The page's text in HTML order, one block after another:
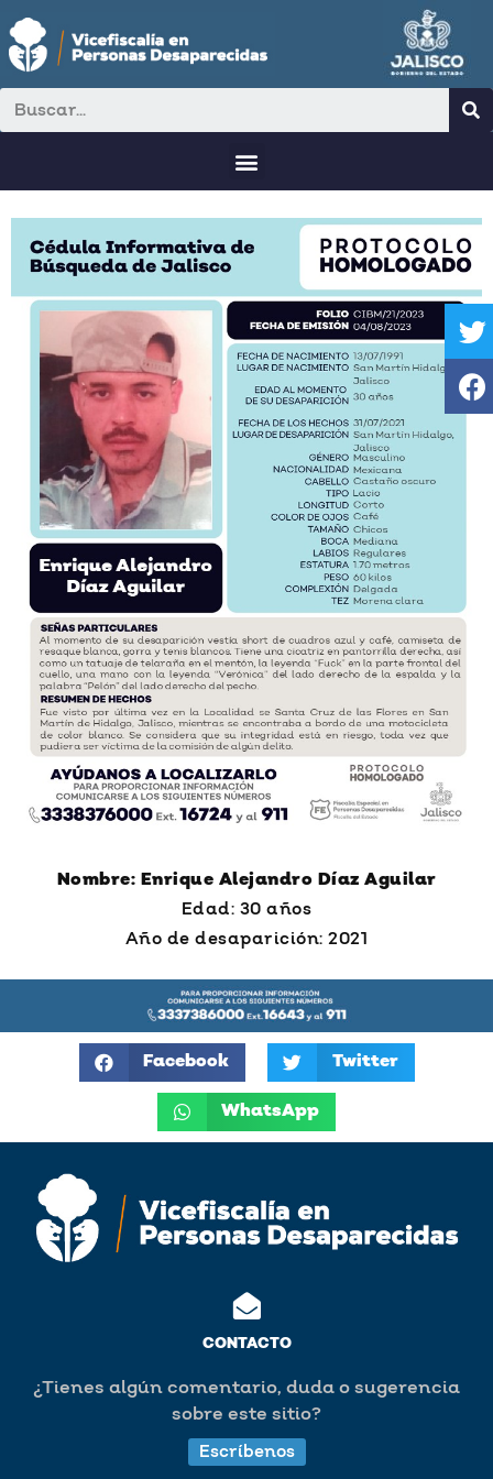
Nombre: Enrique Alejandro Díaz Aguilar
Edad: 30 años
Año de desaparición: 2021
Facebook Twitter
WhatsApp
CONTACTO
¿Tienes algún comentario, duda o sugerencia
sobre este sitio?
Escríbenos